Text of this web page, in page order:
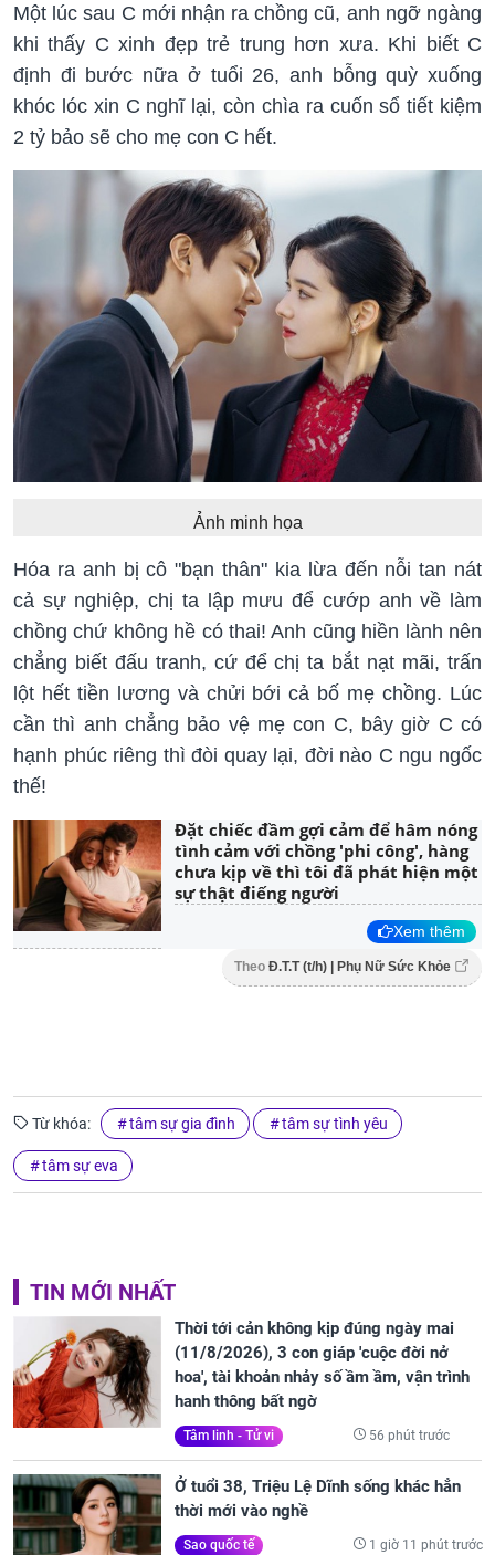
Một lúc sau C mới nhận ra chồng cũ, anh ngỡ ngàng
khi thấy C xinh đẹp trẻ trung hơn xưa. Khi biết C
định đi bước nữa ở tuổi 26, anh bỗng quỳ xuống
khóc lóc xin C nghĩ lại, còn chìa ra cuốn sổ tiết kiệm
2 tỷ bảo sẽ cho mẹ con C hết.
Ảnh minh họa
Hóa ra anh bị cô "bạn thân" kia lừa đến nỗi tan nát
cả sự nghiệp, chị ta lập mưu để cướp anh về làm
chồng chứ không hề có thai! Anh cũng hiền lành nên
chẳng biết đấu tranh, cứ để chị ta bắt nạt mãi, trấn
lột hết tiền lương và chửi bới cả bố mẹ chồng. Lúc
cần thì anh chẳng bảo vệ mẹ con C, bây giờ C có
hạnh phúc riêng thì đòi quay lại, đời nào C ngu ngốc
thế!
Đặt chiếc đầm gợi cảm để hâm nóng
tình cảm với chồng 'phi công', hàng
chưa kịp về thì tôi đã phát hiện một
sự thật điếng người
Xem thêm
Theo Đ.T.T (t/h) | Phụ Nữ Sức Khỏe
Từ khóa: tâm sự gia đình tâm sự tình yêu
tâm sự eva
TIN MỚI NHẤT
Thời tới cản không kịp đúng ngày mai
(11/8/2026), 3 con giáp 'cuộc đời nở
hoa', tài khoản nhảy số ầm ầm, vận trình
hanh thông bất ngờ
Tâm linh - Tử vi 56 phút trước
Ở tuổi 38, Triệu Lệ Dĩnh sống khác hẳn
thời mới vào nghề
Sao quốc tế 1 giờ 11 phút trước